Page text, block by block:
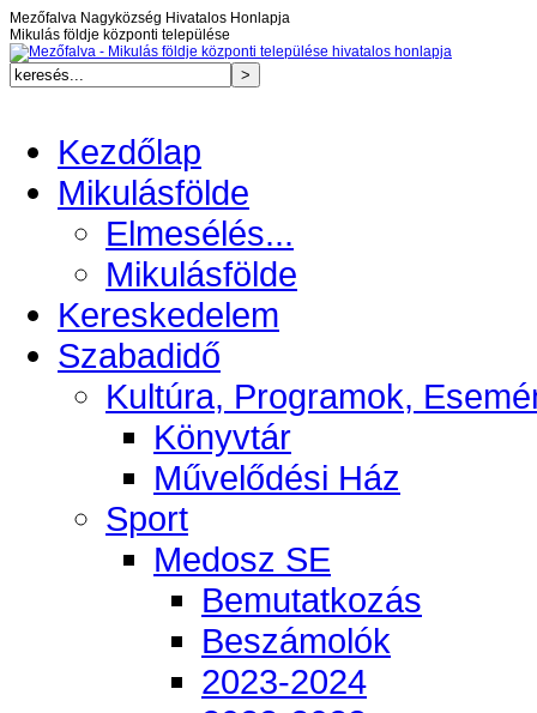
Mezőfalva Nagyközség Hivatalos Honlapja
Mikulás földje központi települése
Kezdőlap
Mikulásfölde
Elmesélés...
Mikulásfölde
Kereskedelem
Szabadidő
Kultúra, Programok,
Könyvtár
Művelődési Ház
Sport
Medosz SE
Bemutatkozás
Beszámolók
2023-2024